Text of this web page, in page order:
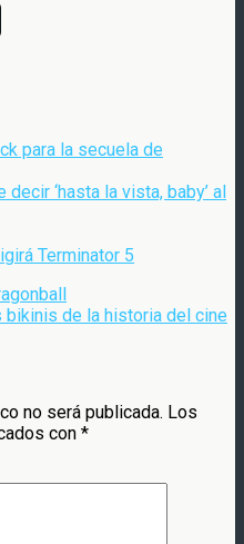
para la secuela de
‘hasta la vista, baby’ al
Terminator 5
bikinis de la historia del cine
no será publicada. Los
con *